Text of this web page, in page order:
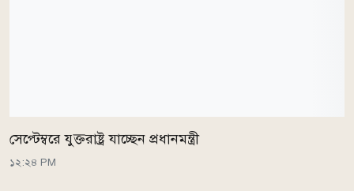
সেপ্টেম্বরে যুক্তরাষ্ট্র যাচ্ছেন প্রধানমন্ত্রী
১২:২৪ PM